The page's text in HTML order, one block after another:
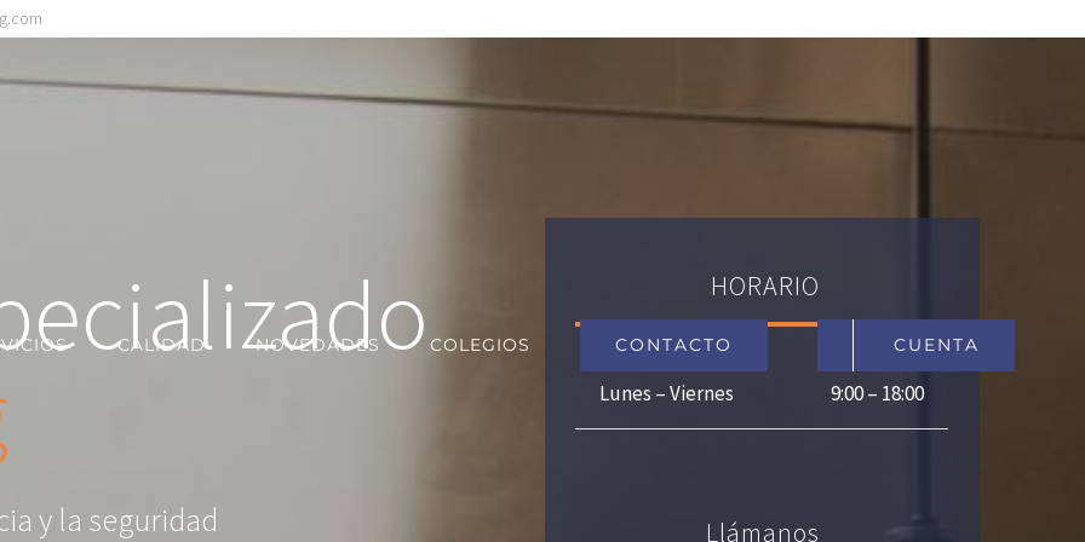
CALIDAD NOVEDADES COLEGIOS CONTACTO CUENTA
y la seguridad
HORARIO
Lunes – Viernes 9:00 – 18:00
Llámanos